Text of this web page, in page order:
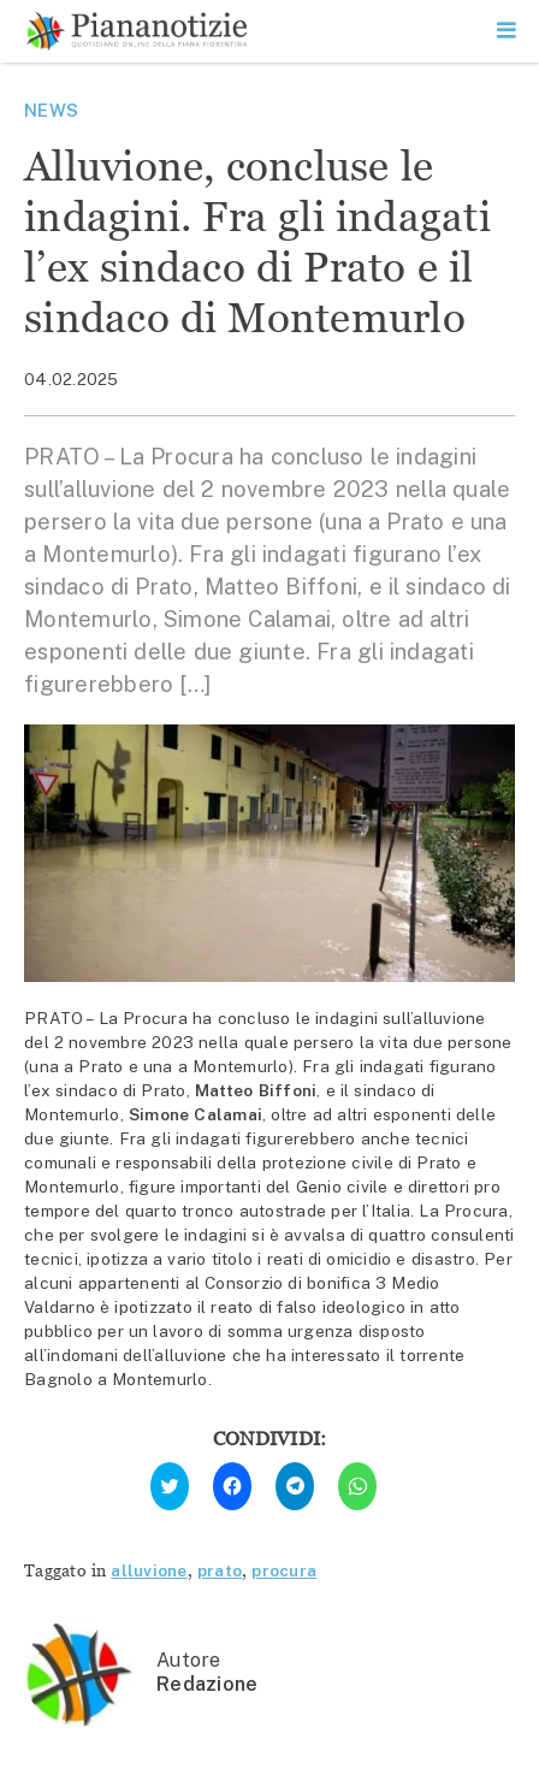
contenuto
SEARCH
NEWS
Alluvione, concluse le
indagini. Fra gli indagati
l’ex sindaco di Prato e il
sindaco di Montemurlo
04.02.2025
PRATO – La Procura ha concluso le indagini
sull’alluvione del 2 novembre 2023 nella quale
persero la vita due persone (una a Prato e una
a Montemurlo). Fra gli indagati figurano l’ex
sindaco di Prato, Matteo Biffoni, e il sindaco di
Montemurlo, Simone Calamai, oltre ad altri
esponenti delle due giunte. Fra gli indagati
figurerebbero […]
PRATO – La Procura ha concluso le indagini sull’alluvione
del 2 novembre 2023 nella quale persero la vita due persone
(una a Prato e una a Montemurlo). Fra gli indagati figurano
l’ex sindaco di Prato, Matteo Biffoni , e il sindaco di
Montemurlo, Simone Calamai , oltre ad altri esponenti delle
due giunte. Fra gli indagati figurerebbero anche tecnici
comunali e responsabili della protezione civile di Prato e
Montemurlo, figure importanti del Genio civile e direttori pro
tempore del quarto tronco autostrade per l’Italia. La Procura,
che per svolgere le indagini si è avvalsa di quattro consulenti
tecnici, ipotizza a vario titolo i reati di omicidio e disastro. Per
alcuni appartenenti al Consorzio di bonifica 3 Medio
Valdarno è ipotizzato il reato di falso ideologico in atto
pubblico per un lavoro di somma urgenza disposto
all’indomani dell’alluvione che ha interessato il torrente
Bagnolo a Montemurlo.
CONDIVIDI:
Fai
clic
qui
Twitter
(Si
finestra)
Fai
clic
per
condividere
(Si
apre
Fai
clic
per
condividere
(Si
apre
Fai
clic
per
Taggato in alluvione, prato, procura
Autore
Redazione